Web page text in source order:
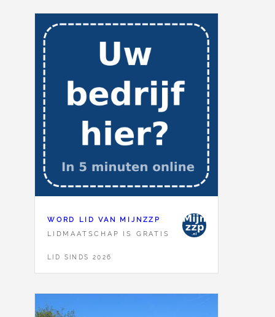
WORD LID VAN MIJNZZP
LIDMAATSCHAP IS GRATIS
LID SINDS 2026